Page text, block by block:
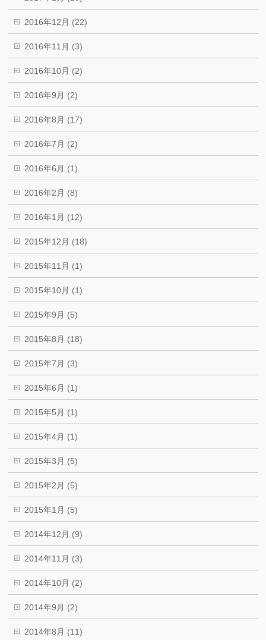
2016年12月 (22)
2016年11月 (3)
2016年10月 (2)
2016年9月 (2)
2016年8月 (17)
2016年7月 (2)
2016年6月 (1)
2016年2月 (8)
2016年1月 (12)
2015年12月 (18)
2015年11月 (1)
2015年10月 (1)
2015年9月 (5)
2015年8月 (18)
2015年7月 (3)
2015年6月 (1)
2015年5月 (1)
2015年4月 (1)
2015年3月 (5)
2015年2月 (5)
2015年1月 (5)
2014年12月 (9)
2014年11月 (3)
2014年10月 (2)
2014年9月 (2)
2014年8月 (11)